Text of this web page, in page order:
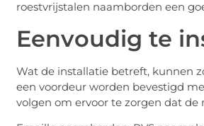
roestvrijstalen naamborden een
Eenvoudig te
Wat de installatie betreft, kunnen
een voordeur worden bevestigd
volgen om ervoor te zorgen dat